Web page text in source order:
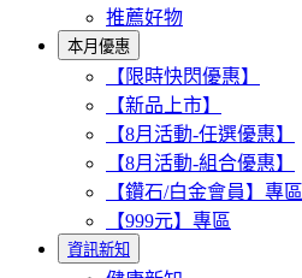
推薦好物
本月優惠
【限時快閃優惠】
【新品上市】
【8月活動-任選優惠】
【8月活動-組合優惠】
【鑽石/白金會員】專區
【999元】專區
資訊新知